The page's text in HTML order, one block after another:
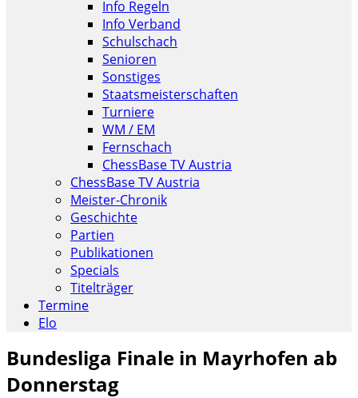
Info Regeln
Info Verband
Schulschach
Senioren
Sonstiges
Staatsmeisterschaften
Turniere
WM / EM
Fernschach
ChessBase TV Austria
ChessBase TV Austria
Meister-Chronik
Geschichte
Partien
Publikationen
Specials
Titelträger
Termine
Elo
Bundesliga Finale in Mayrhofen ab
Donnerstag